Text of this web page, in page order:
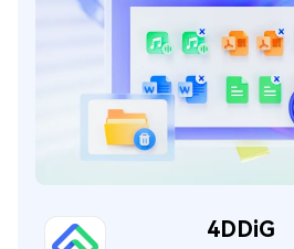
4DDiG